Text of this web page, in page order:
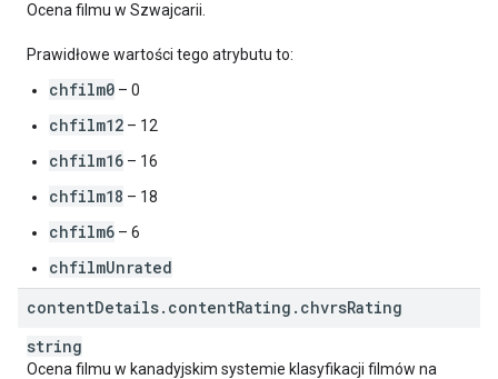
Ocena filmu w Szwajcarii.
Prawidłowe wartości tego atrybutu to:
chfilm0 – 0
chfilm12 – 12
chfilm16 – 16
chfilm18 – 18
chfilm6 – 6
chfilmUnrated
contentDetails. contentRating . chvrsRating
string
Ocena filmu w kanadyjskim systemie klasyfikacji filmów na